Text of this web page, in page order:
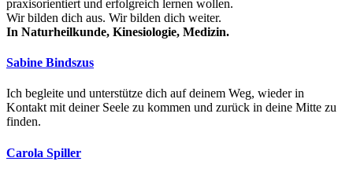
praxisorientiert und erfolgreich lernen wollen.
Wir bilden dich aus. Wir bilden dich weiter.
In Naturheilkunde, Kinesiologie, Medizin.
Sabine Bindszus
Ich begleite und unterstütze dich auf deinem Weg, wieder in
Kontakt mit deiner Seele zu kommen und zurück in deine Mitte zu
finden.
Carola Spiller